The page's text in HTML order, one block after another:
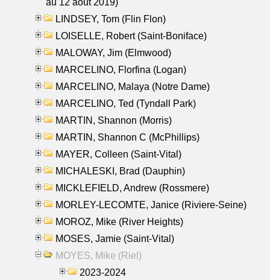
LINDSEY, Tom (Flin Flon)
LOISELLE, Robert (Saint-Boniface)
MALOWAY, Jim (Elmwood)
MARCELINO, Florfina (Logan)
MARCELINO, Malaya (Notre Dame)
MARCELINO, Ted (Tyndall Park)
MARTIN, Shannon (Morris)
MARTIN, Shannon C (McPhillips)
MAYER, Colleen (Saint-Vital)
MICHALESKI, Brad (Dauphin)
MICKLEFIELD, Andrew (Rossmere)
MORLEY-LECOMTE, Janice (Riviere-Seine)
MOROZ, Mike (River Heights)
MOSES, Jamie (Saint-Vital)
MOYES, Mike (Riel)
2023-2024